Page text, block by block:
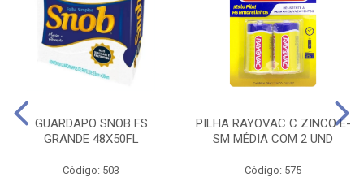
GUARDAPO SNOB FS
GRANDE 48X50FL
Código: 503
PILHA RAYOVAC C ZINCO E-
SM MÉDIA COM 2 UND
Código: 575